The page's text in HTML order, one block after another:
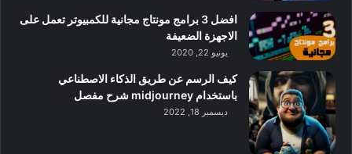
افضل 3 برامج مونتاج مجانية للكمبيوتر تعمل على
الاجهزة الضعيفة
يونيو 22, 2020
كيف الرسم عن طريق الذكاء الاصطناعي
باستخدام midjourney شرح مفصل
ديسمبر 18, 2022